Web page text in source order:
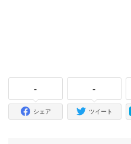
-
シェア
-
ツイート